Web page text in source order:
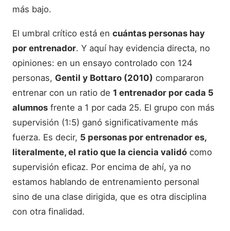
más bajo.
El umbral crítico está en cuántas personas hay
por entrenador. Y aquí hay evidencia directa, no
opiniones: en un ensayo controlado con 124
personas, Gentil y Bottaro (2010) compararon
entrenar con un ratio de 1 entrenador por cada 5
alumnos frente a 1 por cada 25. El grupo con más
supervisión (1:5) ganó significativamente más
fuerza. Es decir, 5 personas por entrenador es,
literalmente, el ratio que la ciencia validó como
supervisión eficaz. Por encima de ahí, ya no
estamos hablando de entrenamiento personal
sino de una clase dirigida, que es otra disciplina
con otra finalidad.